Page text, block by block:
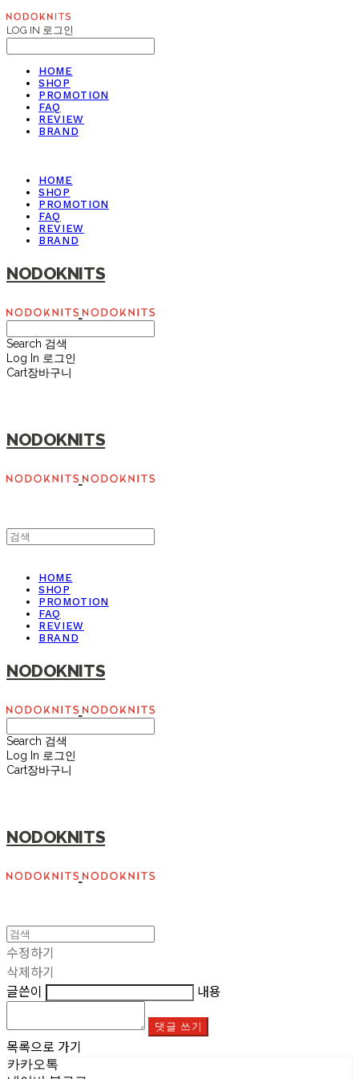
LOG IN 로그인
HOME
SHOP
PROMOTION
FAQ
REVIEW
BRAND
HOME
SHOP
PROMOTION
FAQ
REVIEW
BRAND
NODOKNITS
Search 검색
Log In 로그인
Cart장바구니
NODOKNITS
HOME
SHOP
PROMOTION
FAQ
REVIEW
BRAND
NODOKNITS
Search 검색
Log In 로그인
Cart장바구니
NODOKNITS
수정하기
삭제하기
글쓴이
내용
댓글 쓰기
목록으로 가기
카카오톡